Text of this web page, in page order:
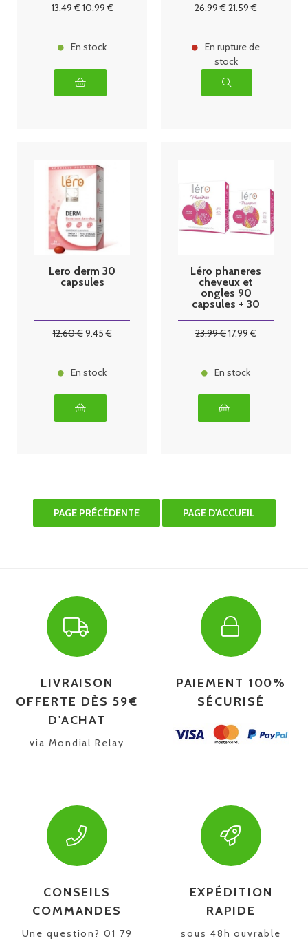
13.49€10.99€
En stock
26.99€21.59 €
En rupture de
stock
Lero derm 30
capsules
12.60€9.45€
En stock
Léro phaneres
cheveux et
ongles 90
capsules + 30
traitement
23.99€17.99 €
En stock
LIVRAISON
OFFERTE DÈS 59€
D'ACHAT
via Mondial Relay
PAIEMENT 100%
SÉCURISÉ
CONSEILS
COMMANDES
Une question? 01 79
EXPÉDITION
RAPIDE
sous 48h ouvrable